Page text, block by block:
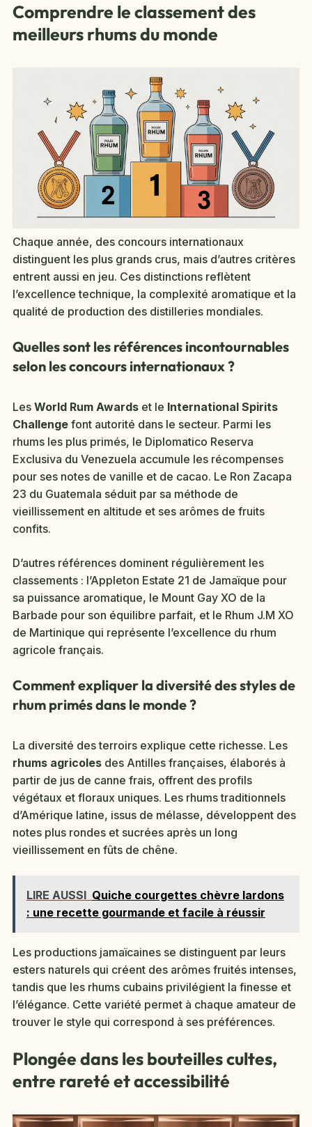
Comprendre le classement des
meilleurs rhums du monde
Chaque année, des concours internationaux
distinguent les plus grands crus, mais d’autres critères
entrent aussi en jeu. Ces distinctions reflètent
l’excellence technique, la complexité aromatique et la
qualité de production des distilleries mondiales.
Quelles sont les références incontournables
selon les concours internationaux ?
Les World Rum Awards et le International Spirits
Challenge font autorité dans le secteur. Parmi les
rhums les plus primés, le Diplomatico Reserva
Exclusiva du Venezuela accumule les récompenses
pour ses notes de vanille et de cacao. Le Ron Zacapa
23 du Guatemala séduit par sa méthode de
vieillissement en altitude et ses arômes de fruits
confits.
D’autres références dominent régulièrement les
classements : l’Appleton Estate 21 de Jamaïque pour
sa puissance aromatique, le Mount Gay XO de la
Barbade pour son équilibre parfait, et le Rhum J.M XO
de Martinique qui représente l’excellence du rhum
agricole français.
Comment expliquer la diversité des styles de
rhum primés dans le monde ?
La diversité des terroirs explique cette richesse. Les
rhums agricoles des Antilles françaises, élaborés à
partir de jus de canne frais, offrent des profils
végétaux et floraux uniques. Les rhums traditionnels
d’Amérique latine, issus de mélasse, développent des
notes plus rondes et sucrées après un long
vieillissement en fûts de chêne.
LIRE AUSSI Quiche courgettes chèvre lardons
: une recette gourmande et facile à réussir
Les productions jamaïcaines se distinguent par leurs
esters naturels qui créent des arômes fruités intenses,
tandis que les rhums cubains privilégient la finesse et
l’élégance. Cette variété permet à chaque amateur de
trouver le style qui correspond à ses préférences.
Plongée dans les bouteilles cultes,
entre rareté et accessibilité